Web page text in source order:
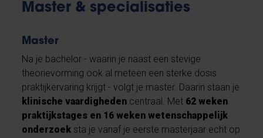
Master & specialisaties
Master
Na je bachelor - waarin je naast een stevige
theorievorming ook al meteen een sterke dosis
praktijkervaring krijgt - volgt je master. Daarin staan je
klinische vaardigheden centraal. Met 62 weken
praktijkstages en 16 weken wetenschappelijk
onderzoek sta je vanaf je eerste masterjaar echt op